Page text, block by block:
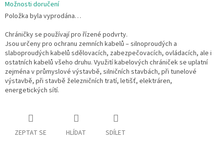
Možnosti doručení
Položka byla vyprodána…
Chráničky se používají pro řízené podvrty.
Jsou určeny pro ochranu zemních kabelů – silnoproudých a
slaboproudých kabelů sdělovacích, zabezpečovacích, ovládacích, ale i
ostatních kabelů všeho druhu. Využití kabelových chrániček se uplatní
zejména v průmyslové výstavbě, silničních stavbách, při tunelové
výstavbě, při stavbě železničních tratí, letišť, elektráren,
energetických sítí.
ZEPTAT SE HLÍDAT SDÍLET